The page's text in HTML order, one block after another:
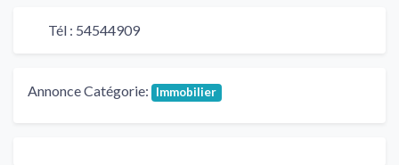
Tél : 54544909
Annonce Catégorie: Immobilier